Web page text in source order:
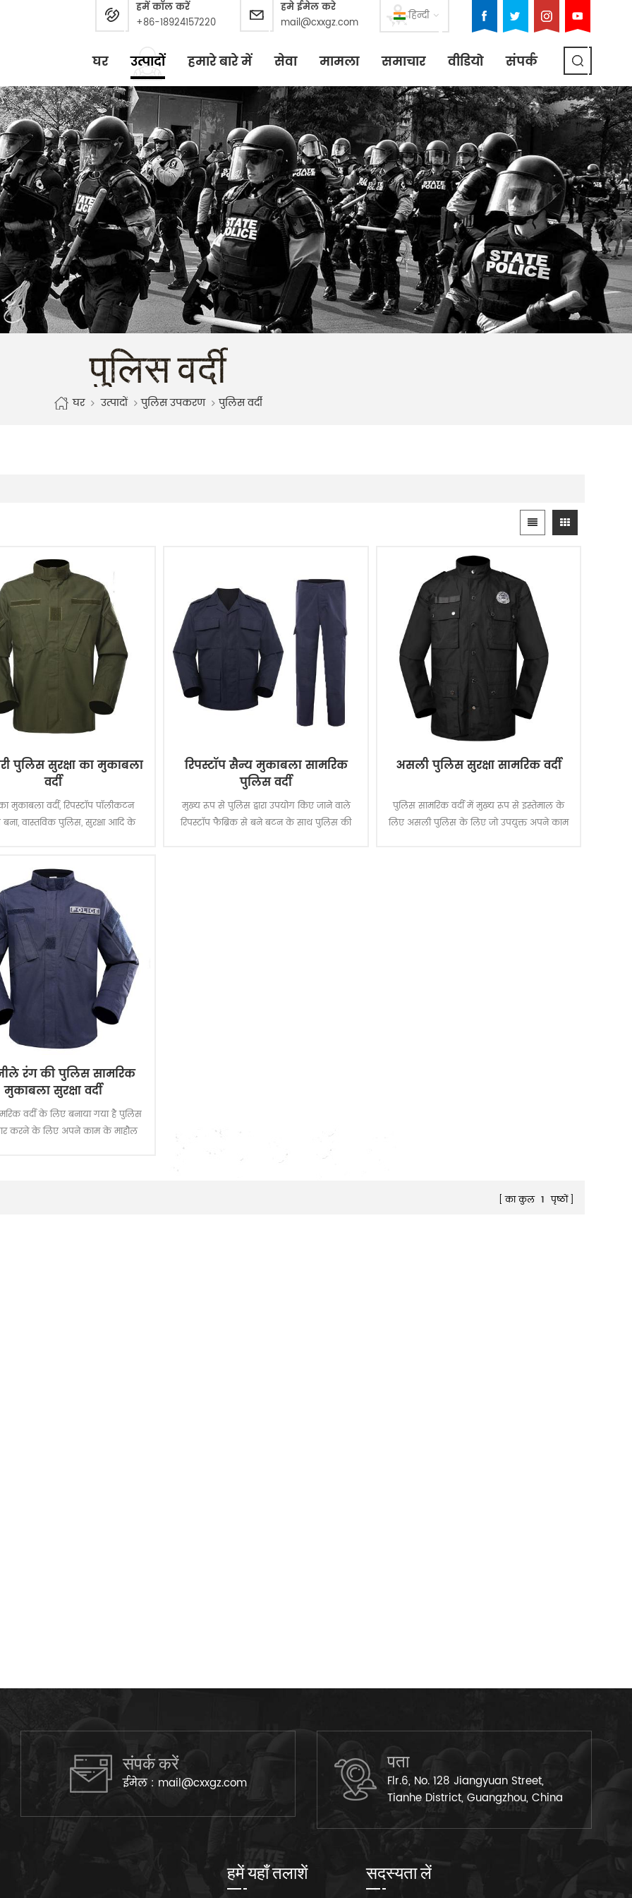
हिन्दी
हमें कॉल करें
+86-18924157220
हमे ईमेल करे
mail@cxxgz.com
घर उत्पादों हमारे बारे में सेवा मामला समाचार वीडियो संपर्क
पुलिस वर्दी
घर उत्पादों पुलिस उपकरण पुलिस वर्दी
पुलिस सुरक्षा का मुकाबला
वर्दी
मुकाबला वर्दी, रिपस्टॉप पॉलीकटन
वास्तविक पुलिस, सुरक्षा आदि के
रिपस्टॉप सैन्य मुकाबला सामरिक
पुलिस वर्दी
मुख्य रूप से पुलिस द्वारा उपयोग किए जाने वाले
रिपस्टॉप फैब्रिक से बने बटन के साथ पुलिस की
असली पुलिस सुरक्षा सामरिक वर्दी
पुलिस सामरिक वर्दी में मुख्य रूप से इस्तेमाल के
लिए असली पुलिस के लिए जो उपयुक्त अपने काम
रंग की पुलिस सामरिक
मुकाबला सुरक्षा वर्दी
वर्दी के लिए बनाया गया है पुलिस
करने के लिए अपने काम के माहौल
का कुल 1 पृष्ठों
संपर्क करें
ईमेल : mail@cxxgz.com
पता
Flr.6, No. 128 Jiangyuan Street,
Tianhe District, Guangzhou, China
हमें यहाँ तलाशें सदस्यता लें